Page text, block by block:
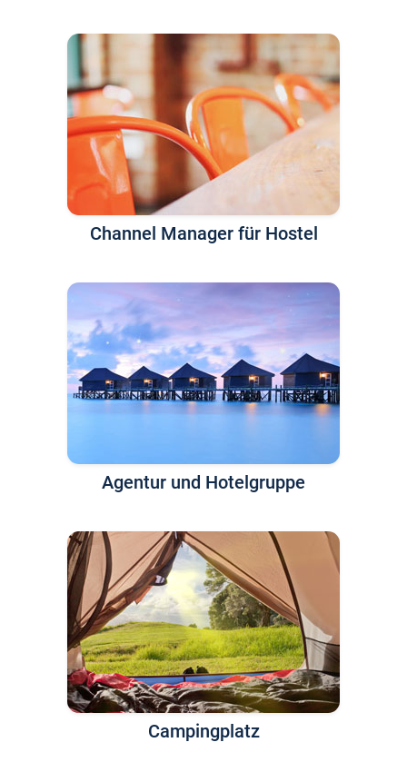
Channel Manager für Hostel
Agentur und Hotelgruppe
Campingplatz